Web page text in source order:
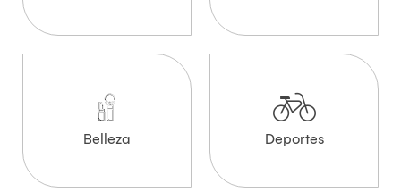
Belleza Deportes